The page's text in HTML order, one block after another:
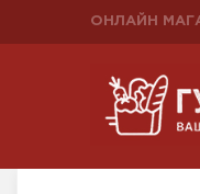
ОНЛАЙН